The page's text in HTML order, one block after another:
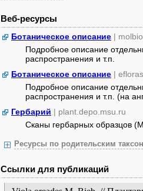
Веб-ресурсы
Ботаническое описание |
Подробное описание
распространения и т.п.
Ботаническое описание |
Подробное описание
распространения и т.п. (на
Гербарий | plant.depo.msu.ru
Сканы гербарных образцов
Ресурсы по родительским
Ссылки для публикаций